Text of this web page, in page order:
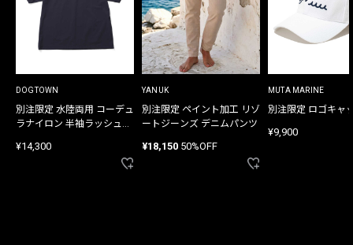
DOGTOWN
別注限定 水陸両用 コーデュ
ラナイロン 半袖ラッシュガ
¥14,300
YANUK
別注限定 ペイント加工 リゾ
ートジーンズ デニムパンツ
¥18,150 50%OFF
MUTA MARINE
別注限定 ロゴキャ
¥9,900